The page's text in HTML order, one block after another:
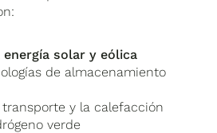
solar y eólica
de almacenamiento
y la calefacción
verde